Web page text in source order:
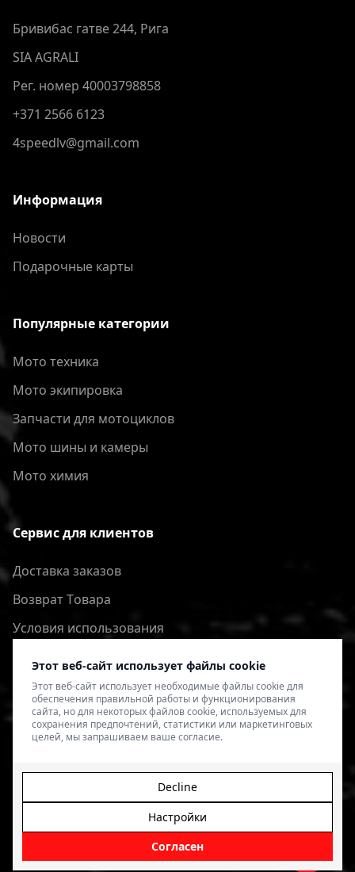
Этот веб-сайт использует файлы cookie
Этот веб-сайт использует необходимые файлы cookie для
обеспечения правильной работы и функционирования
сайта, но для некоторых файлов cookie, используемых для
сохранения предпочтений, статистики или маркетинговых
целей, мы запрашиваем ваше согласие.
Согласен
Настройки
Decline
Бривибас гатве 244, Рига
SIA AGRALI
Рег. номер 40003798858
+371 2566 6123
4speedlv@gmail.com
Информация
Новости
Подарочные карты
Популярные категории
Мото техника
Мото экипировка
Запчасти для мотоциклов
Мото шины и камеры
Мото химия
Сервис для клиентов
Доставка заказов
Bозврат Tовара
Условия использования
Политика конфиденциальности
© 2026 4SPEED.LV. Visas tiesības aizsargātas.
veikala izveide - Magecode.